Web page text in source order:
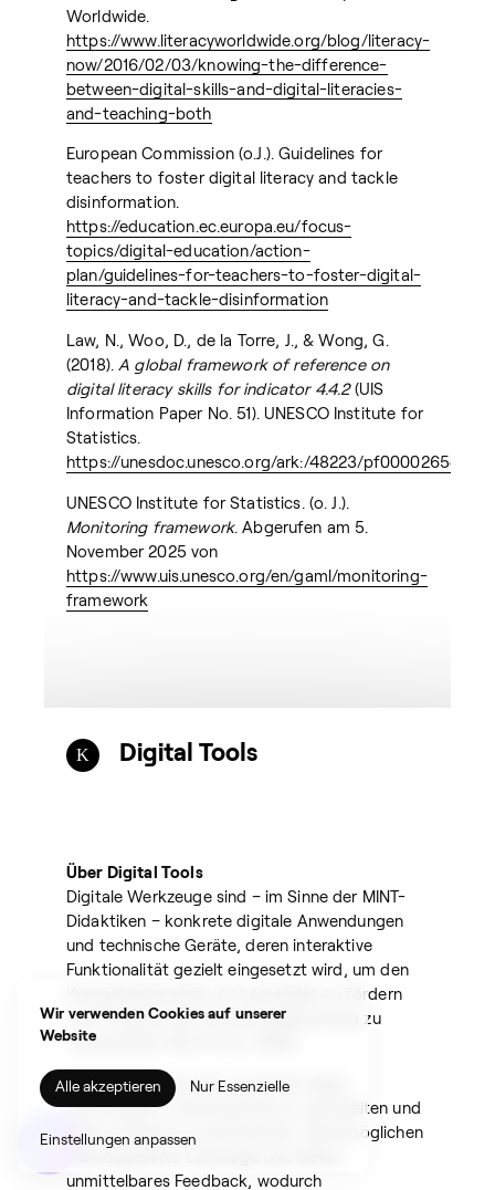
nach:
Worldwide.
https://www.literacyworldwide.org/blog/literacy-
now/2016/02/03/knowing-the-difference-
between-digital-skills-and-digital-literacies-
and-teaching-both
European Commission (o.J.). Guidelines for
teachers to foster digital literacy and tackle
disinformation.
https://education.ec.europa.eu/focus-
topics/digital-education/action-
plan/guidelines-for-teachers-to-foster-digital-
literacy-and-tackle-disinformation
Law, N., Woo, D., de la Torre, J., & Wong, G.
(2018). A global framework of reference on
digital literacy skills for indicator 4.4.2(UIS
Information Paper No. 51). UNESCO Institute for
Statistics.
https://unesdoc.unesco.org/ark:/48223/pf0000265403
UNESCO Institute for Statistics. (o. J.).
Monitoring framework. Abgerufen am 5.
November 2025 von
https://www.uis.unesco.org/en/gaml/monitoring-
framework
Digital Tools
Über Digital Tools
Digitale Werkzeuge sind – im Sinne der MINT-
Didaktiken – konkrete digitale Anwendungen
und technische Geräte, deren interaktive
Funktionalität gezielt eingesetzt wird, um den
Kompetenzerwerb von Lernenden zu fördern
und Prozesse der Erkenntnisgewinnung zu
unterstützen (Roth et al, 2023).
Digitale Tools können Lernende dabei
unterstützen, Informationen zu verarbeiten und
daraus Wissen zu konstruieren. Sie ermöglichen
unmittelbares Feedback, wodurch
Wir verwenden Cookies auf unserer
Website
Alle akzeptieren Nur Essenzielle
Einstellungen anpassen